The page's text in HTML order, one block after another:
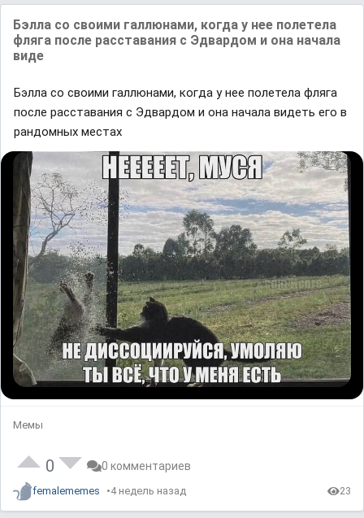
Бэлла со своими галлюнами, когда у нее полетела
фляга после расставания с Эдвардом и она начала
виде
Бэлла со своими галлюнами, когда у нее полетела фляга
после расставания с Эдвардом и она начала видеть его в
рандомных местах
Мемы
0 0 комментариев
femalememes 4 недель назад 23